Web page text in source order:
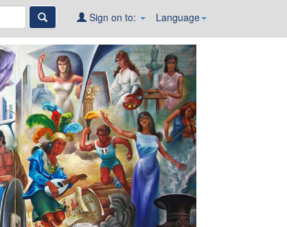
Language
Sign on to: